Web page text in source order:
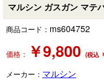
マルシン ガスガン マテ
商品コード： ms604752
価格： ￥9,800 (税込
メーカー： マルシン